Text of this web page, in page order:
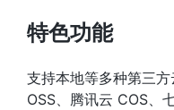
特色功能
支持本地等多种第三
OSS、腾讯云 COS、